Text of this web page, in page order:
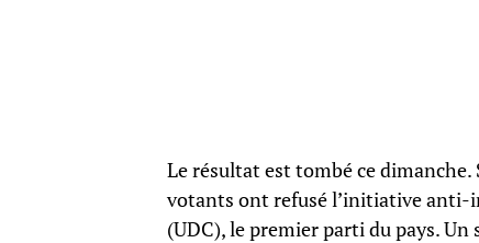
Le résultat est tombé ce
votants ont refusé l’initiative anti-
(UDC), le premier parti du pays.